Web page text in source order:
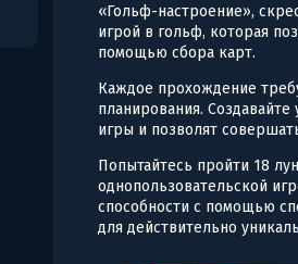
«Гольф-настроение»,
игрой в гольф, которая
помощью сбора карт.
Каждое прохождение
планирования.
игры и позволят
Попытайтесь пройти 18
однопользовательской
способности с помощью
для действительно